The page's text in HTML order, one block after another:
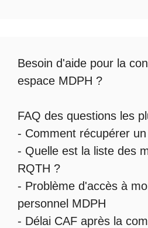
Besoin d'aide pour la
espace MDPH ?
FAQ des questions les
- Comment récupérer
- Quelle est la liste des
RQTH ?
- Problème d'accès à
personnel MDPH
- Délai CAF après la